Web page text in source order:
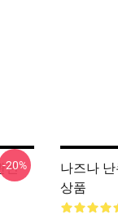
련
-20%
나즈나
상품